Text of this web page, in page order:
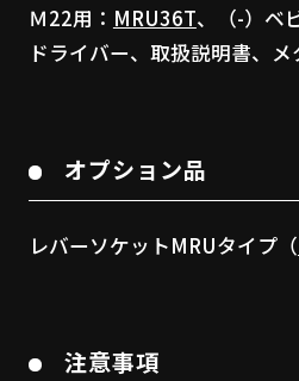
Ｍ22用： MRU36T、（-）ベ
ドライバー、取扱説明書、メ
オプション品
レバーソケットMRUタイプ（
注意事項